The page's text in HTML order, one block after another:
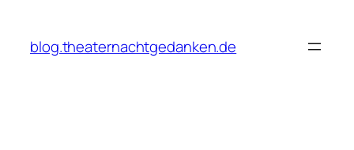
springen
blog.theaternachtgedanken.de